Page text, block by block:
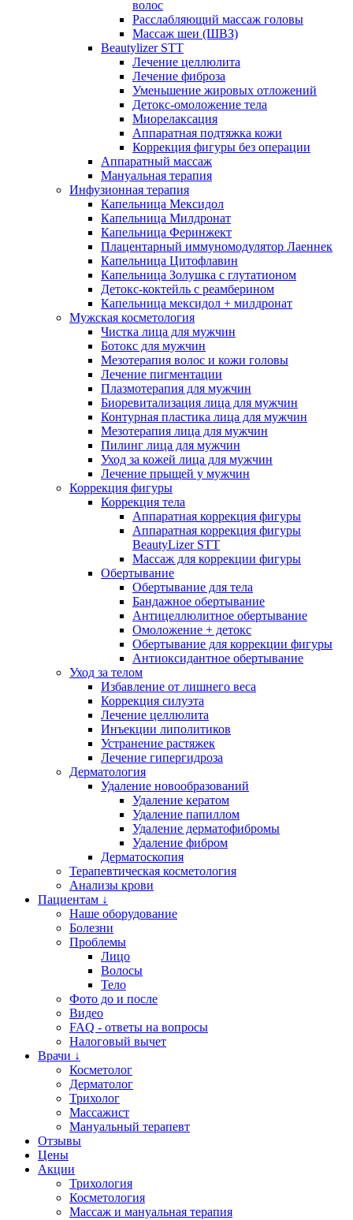
волос
Расслабляющий массаж головы
Массаж шеи (ШВЗ)
Beautylizer STT
Лечение целлюлита
Лечение фиброза
Уменьшение жировых отложений
Детокс-омоложение тела
Миорелаксация
Аппаратная подтяжка кожи
Коррекция фигуры без операции
Аппаратный массаж
Мануальная терапия
Инфузионная терапия
Капельница Мексидол
Капельница Милдронат
Капельница Феринжект
Плацентарный иммуномодулятор Лаеннек
Капельница Цитофлавин
Капельница Золушка с глутатионом
Детокс-коктейль с реамберином
Капельница мексидол + милдронат
Мужская косметология
Чистка лица для мужчин
Ботокс для мужчин
Мезотерапия волос и кожи головы
Лечение пигментации
Плазмотерапия для мужчин
Биоревитализация лица для мужчин
Контурная пластика лица для мужчин
Мезотерапия лица для мужчин
Пилинг лица для мужчин
Уход за кожей лица для мужчин
Лечение прыщей у мужчин
Коррекция фигуры
Коррекция тела
Аппаратная коррекция фигуры
Аппаратная коррекция фигуры
BeautyLizer STT
Массаж для коррекции фигуры
Обертывание
Обертывание для тела
Бандажное обертывание
Антицеллюлитное обертывание
Омоложение + детокс
Обертывание для коррекции фигуры
Антиоксидантное обертывание
Уход за телом
Избавление от лишнего веса
Коррекция силуэта
Лечение целлюлита
Инъекции липолитиков
Устранение растяжек
Лечение гипергидроза
Дерматология
Удаление новообразований
Удаление кератом
Удаление папиллом
Удаление дерматофибромы
Удаление фибром
Дерматоскопия
Терапевтическая косметология
Анализы крови
Пациентам ↓
Наше оборудование
Болезни
Проблемы
Лицо
Волосы
Тело
Фото до и после
Видео
FAQ - ответы на вопросы
Налоговый вычет
Врачи ↓
Косметолог
Дерматолог
Трихолог
Массажист
Мануальный терапевт
Отзывы
Цены
Акции
Трихология
Косметология
Массаж и мануальная терапия